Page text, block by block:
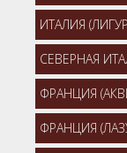
ИТАЛИЯ
СЕВЕРНАЯ
ФРАНЦИЯ
ФРАНЦИЯ